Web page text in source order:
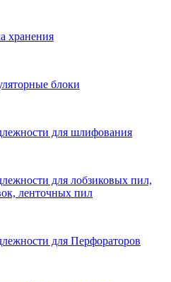
хранения
блоки
для шлифования
для лобзиковых пил,
ленточных пил
для Перфораторов